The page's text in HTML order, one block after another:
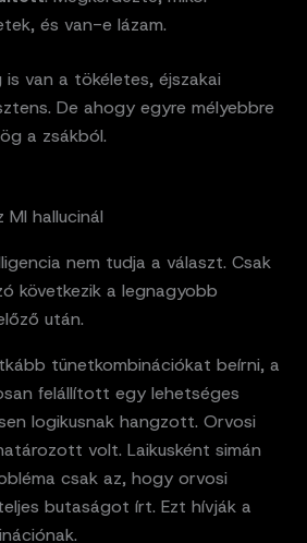
és van-e lázam.
van a tökéletes, éjszakai
De ahogy egyre mélyebbre
a zsákból.
MI hallucinál
nem tudja a választ. Csak
következik a legnagyobb
után.
tünetkombinációkat beírni, a
felállított egy lehetséges
logikusnak hangzott. Orvosi
volt. Laikusként simán
csak az, hogy orvosi
butaságot írt. Ezt hívják a